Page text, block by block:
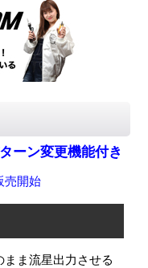
ーン変更機能付き
売開始
ま流星出力させる